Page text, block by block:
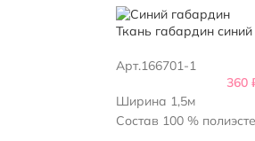
Ткань габардин синий
Арт.166701-1
360
Ширина 1,5м
Состав 100 %